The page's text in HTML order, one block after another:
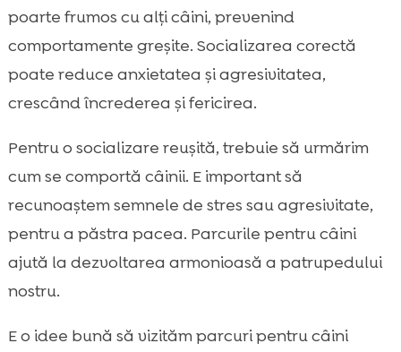
poarte frumos cu alți câini, prevenind
comportamente greșite. Socializarea corectă
poate reduce anxietatea și agresivitatea,
crescând încrederea și fericirea.
Pentru o socializare reușită, trebuie să urmărim
cum se comportă câinii. E important să
recunoaștem semnele de stres sau agresivitate,
pentru a păstra pacea. Parcurile pentru câini
ajută la dezvoltarea armonioasă a patrupedului
nostru.
E o idee bună să vizităm parcuri pentru câini